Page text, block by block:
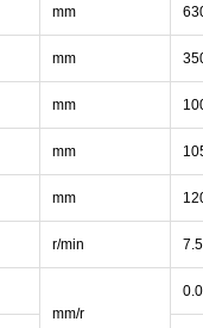
mm
mm
mm
mm
mm
r/min
mm/r